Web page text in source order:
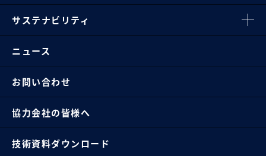
サステナビリティ
ニュース
お問い合わせ
協力会社の皆様へ
技術資料ダウンロード